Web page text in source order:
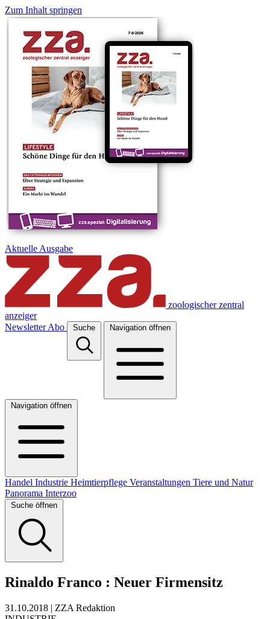
Zum Inhalt springen
Aktuelle Ausgabe
zoologischer zentral
anzeiger
Newsletter Abo Suche Navigation öffnen
Navigation öffnen
Handel Industrie Heimtierpflege Veranstaltungen Tiere und Natur
Panorama Interzoo
Suche öffnen
Rinaldo Franco : Neuer Firmensitz
31.10.2018 | ZZA Redaktion